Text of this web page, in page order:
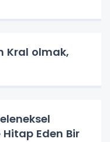
Kral olmak,
Eden Bir